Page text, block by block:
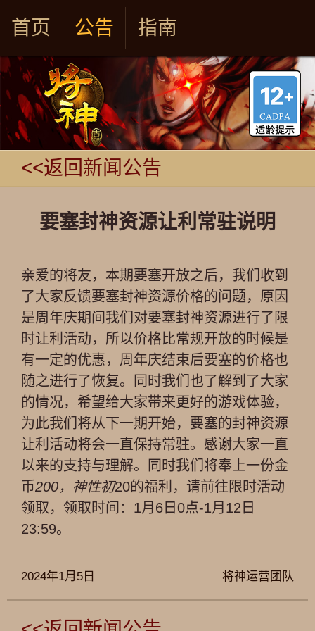
首页 公告 指南
<<返回新闻公告
要塞封神资源让利常驻说明
亲爱的将友，本期要塞开放之后，我们收到
了大家反馈要塞封神资源价格的问题，原因
是周年庆期间我们对要塞封神资源进行了限
时让利活动，所以价格比常规开放的时候是
有一定的优惠，周年庆结束后要塞的价格也
随之进行了恢复。同时我们也了解到了大家
的情况，希望给大家带来更好的游戏体验，
为此我们将从下一期开始，要塞的封神资源
让利活动将会一直保持常驻。感谢大家一直
以来的支持与理解。同时我们将奉上一份金
币200，神性初20的福利，请前往限时活动
领取，领取时间：1月6日0点-1月12日
23:59。
将神运营团队
2024年1月5日